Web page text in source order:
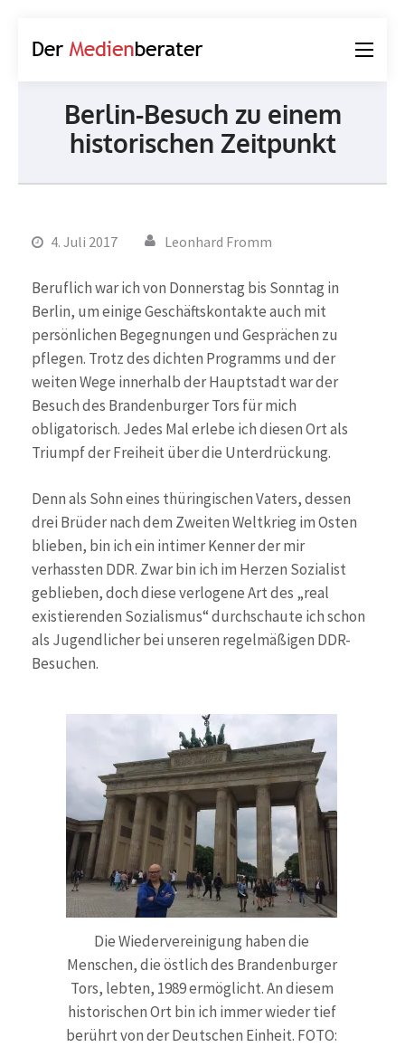
Berlin-Besuch zu einem
historischen Zeitpunkt
4. Juli 2017 Leonhard Fromm
Beruflich war ich von Donnerstag bis Sonntag in
Berlin, um einige Geschäftskontakte auch mit
persönlichen Begegnungen und Gesprächen zu
pflegen. Trotz des dichten Programms und der
weiten Wege innerhalb der Hauptstadt war der
Besuch des Brandenburger Tors für mich
obligatorisch. Jedes Mal erlebe ich diesen Ort als
Triumpf der Freiheit über die Unterdrückung.
Denn als Sohn eines thüringischen Vaters, dessen
drei Brüder nach dem Zweiten Weltkrieg im Osten
blieben, bin ich ein intimer Kenner der mir
verhassten DDR. Zwar bin ich im Herzen Sozialist
geblieben, doch diese verlogene Art des „real
existierenden Sozialismus“ durchschaute ich schon
als Jugendlicher bei unseren regelmäßigen DDR-
Besuchen.
Die Wiedervereinigung haben die
Menschen, die östlich des Brandenburger
Tors, lebten, 1989 ermöglicht. An diesem
historischen Ort bin ich immer wieder tief
berührt von der Deutschen Einheit. FOTO: